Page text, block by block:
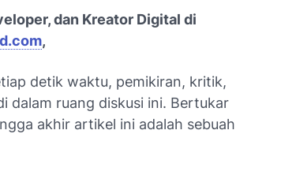
dan Kreator Digital di
,
detik waktu, pemikiran, kritik,
dalam ruang diskusi ini. Bertukar
akhir artikel ini adalah sebuah